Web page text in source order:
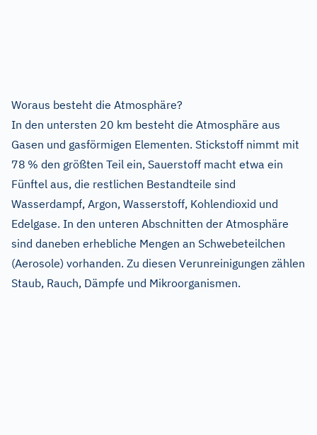
Woraus besteht die Atmosphäre?
In den untersten 20 km besteht die Atmosphäre aus
Gasen und gasförmigen Elementen. Stickstoff nimmt mit
78 % den größten Teil ein, Sauerstoff macht etwa ein
Fünftel aus, die restlichen Bestandteile sind
Wasserdampf, Argon, Wasserstoff, Kohlendioxid und
Edelgase. In den unteren Abschnitten der Atmosphäre
sind daneben erhebliche Mengen an Schwebeteilchen
(Aerosole) vorhanden. Zu diesen Verunreinigungen zählen
Staub, Rauch, Dämpfe und Mikroorganismen.